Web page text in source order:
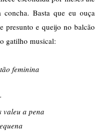
concha. Basta que eu ouça
presunto e queijo no balcão
gatilho musical:
feminina
valeu a pena